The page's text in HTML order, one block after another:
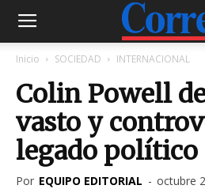
Inicio SOCIEDAD INTERNACIONAL
Colin Powell
vasto y
legado político
Por EQUIPO EDITORIAL - octubre